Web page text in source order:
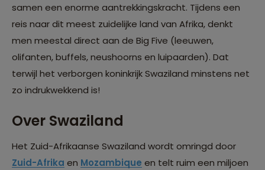
samen een enorme aantrekkingskracht. Tijdens een
reis naar dit meest zuidelijke land van Afrika, denkt
men meestal direct aan de Big Five (leeuwen,
olifanten, buffels, neushoorns en luipaarden). Dat
terwijl het verborgen koninkrijk Swaziland minstens net
zo indrukwekkend is!
Over Swaziland
Het Zuid-Afrikaanse Swaziland wordt omringd door
Zuid-Afrika en Mozambique en telt ruim een miljoen